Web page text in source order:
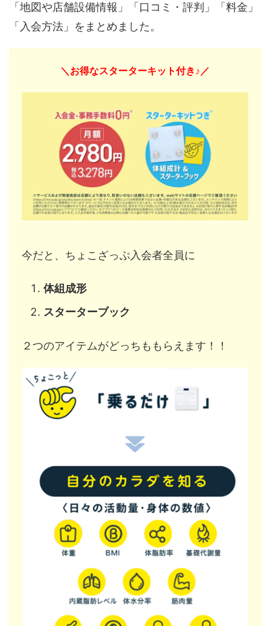
「地図や店舗設備情報」「口コミ・評判」「料金」
「入会方法」をまとめました。
＼お得なスターターキット付き♪／
今だと、ちょこざっぷ入会者全員に
体組成形
スターターブック
２つのアイテムがどっちももらえます！！